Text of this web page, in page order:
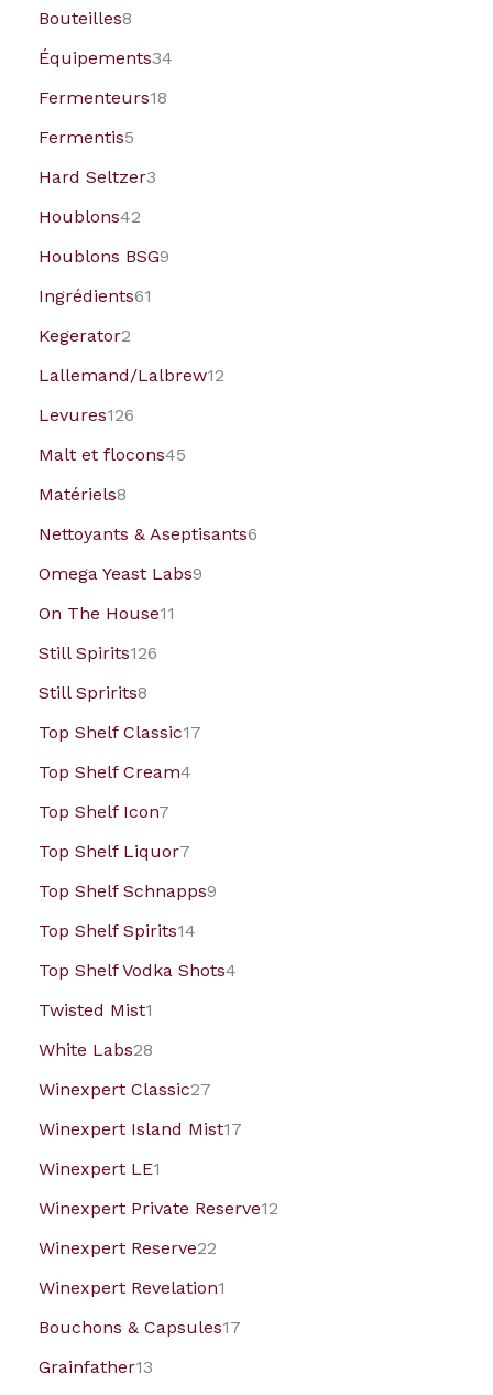
Bouteilles8
Équipements34
Fermenteurs18
Fermentis5
Hard Seltzer3
Houblons42
Houblons BSG9
Ingrédients61
Kegerator2
Lallemand/Lalbrew12
Levures126
Malt et flocons45
Matériels8
Nettoyants & Aseptisants6
Omega Yeast Labs9
On The House11
Still Spirits126
Still Spririts8
Top Shelf Classic17
Top Shelf Cream4
Top Shelf Icon7
Top Shelf Liquor7
Top Shelf Schnapps9
Top Shelf Spirits14
Top Shelf Vodka Shots4
Twisted Mist1
White Labs28
Winexpert Classic27
Winexpert Island Mist17
Winexpert LE1
Winexpert Private Reserve12
Winexpert Reserve22
Winexpert Revelation1
Bouchons & Capsules17
Grainfather13